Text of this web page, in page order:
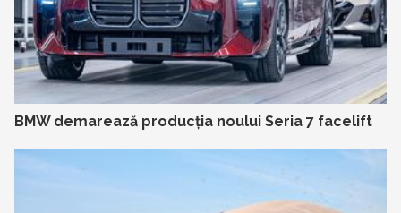
BMW demarează producția noului Seria 7 facelift